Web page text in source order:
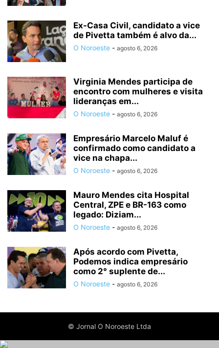
Ex-Casa Civil, candidato a vice
de Pivetta também é alvo da...
O Noroeste - agosto 6, 2026
Virginia Mendes participa de
encontro com mulheres e visita
lideranças em...
O Noroeste - agosto 6, 2026
Empresário Marcelo Maluf é
confirmado como candidato a
vice na chapa...
O Noroeste - agosto 6, 2026
Mauro Mendes cita Hospital
Central, ZPE e BR-163 como
legado: Diziam...
O Noroeste - agosto 6, 2026
Após acordo com Pivetta,
Podemos indica empresário
como 2° suplente de...
O Noroeste - agosto 6, 2026
© Jornal O Noroeste Ltda